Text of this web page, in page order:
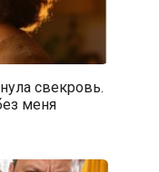
свекровь.
меня